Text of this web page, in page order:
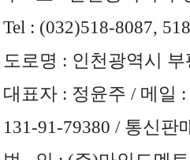
Tel : (032)518-8087,
도로명 : 인천광역시
대표자 : 정윤주 / 메일 :
131-91-79380 / 통신판